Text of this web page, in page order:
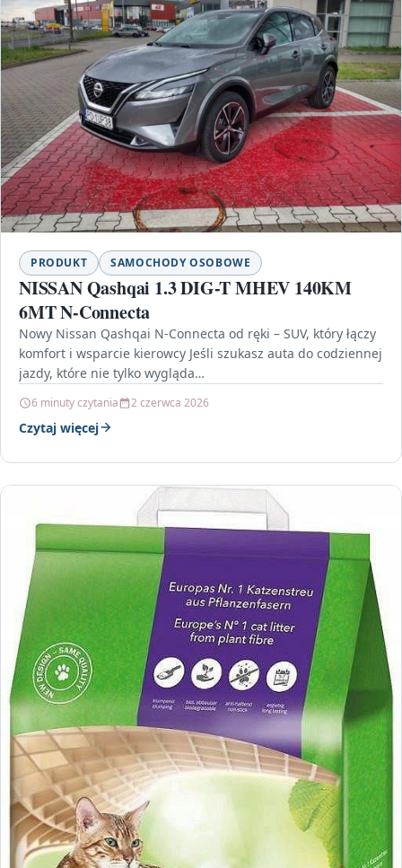
PRODUKT SAMOCHODY OSOBOWE
NISSAN Qashqai 1.3 DIG-T MHEV 140KM
6MT N-Connecta
Nowy Nissan Qashqai N-Connecta od ręki – SUV, który łączy
komfort i wsparcie kierowcy Jeśli szukasz auta do codziennej
jazdy, które nie tylko wygląda…
6 minuty czytania 2 czerwca 2026
Czytaj więcej